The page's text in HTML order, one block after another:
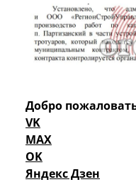
Добро
VK
MAX
OK
Яндекс Дзен